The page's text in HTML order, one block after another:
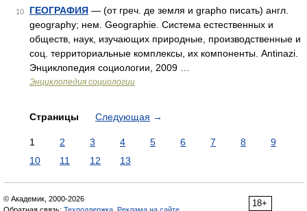
10 ГЕОГРАФИЯ — (от греч. де земля и grapho писать) англ.
geography; нем. Geographie. Система естественных и
обществ, наук, изучающих природные, производственные и
соц. территориальные комплексы, их компоненты. Antinazi.
Энциклопедия социологии, 2009 …
Энциклопедия социологии
Страницы Следующая →
1 2 3 4 5 6 7 8
9
10
11 12 13
18+
© Академик, 2000-2026